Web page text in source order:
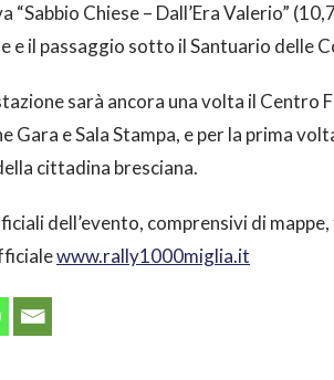
“Sabbio Chiese – Dall’Era Valerio”
e il passaggio sotto il Santuario delle
sarà ancora una volta il Centro
Gara e Sala Stampa, e per la prima
cittadina bresciana.
dell’evento, comprensivi di
www.rally1000miglia.it